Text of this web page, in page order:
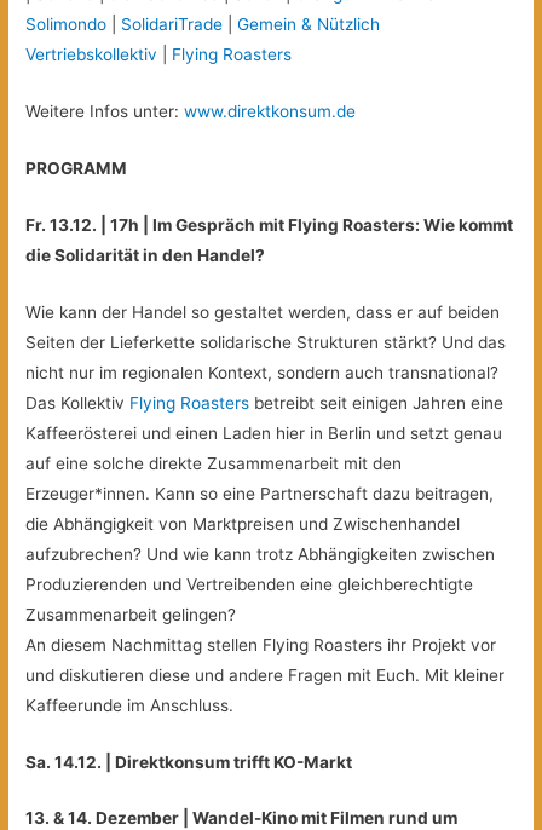
Solimondo
SolidariTrade |Gemein & Nützlich
Vertriebskollektiv
Flying Roasters
Weitere Infos unter:www.direktkonsum.de
PROGRAMM
Fr. 13.12. | 17h | Im Gespräch mit Flying Roasters: Wie kommt
die Solidarität in den Handel?
Wie kann der Handel so gestaltet werden, dass er auf beiden
Seiten der Lieferkette solidarische Strukturen stärkt? Und das
nicht nur im regionalen Kontext, sondern auch transnational?
Das Kollektiv Flying Roasters betreibt seit einigen Jahren eine
Kaffeerösterei und einen Laden hier in Berlin und setzt genau
auf eine solche direkte Zusammenarbeit mit den
Erzeuger*innen. Kann so eine Partnerschaft dazu beitragen,
die Abhängigkeit von Marktpreisen und Zwischenhandel
aufzubrechen? Und wie kann trotz Abhängigkeiten zwischen
Produzierenden und Vertreibenden eine gleichberechtigte
Zusammenarbeit gelingen?
An diesem Nachmittag stellen Flying Roasters ihr Projekt vor
und diskutieren diese und andere Fragen mit Euch. Mit kleiner
Kaffeerunde im Anschluss.
Sa. 14.12. | Direktkonsum trifft KO-Markt
13. & 14. Dezember | Wandel-Kino mit Filmen rund um